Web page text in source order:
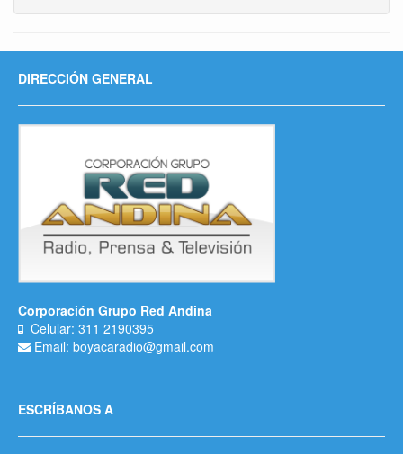
DIRECCIÓN GENERAL
Corporación Grupo Red Andina
Celular: 311 2190395
Email: boyacaradio@gmail.com
ESCRÍBANOS A